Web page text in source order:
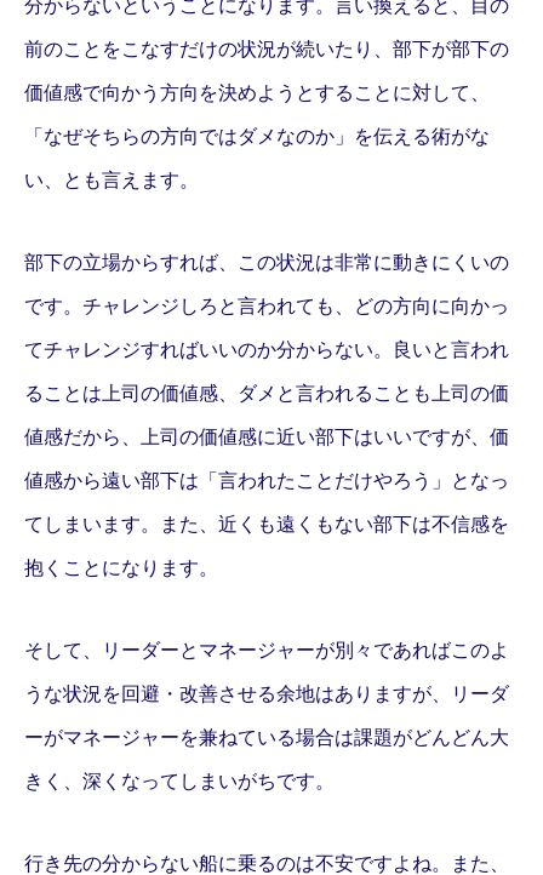
分からないということになります。言い換えると、目の
前のことをこなすだけの状況が続いたり、部下が部下の
価値感で向かう方向を決めようとすることに対して、
「なぜそちらの方向ではダメなのか」を伝える術がな
い、とも言えます。
部下の立場からすれば、この状況は非常に動きにくいの
です。チャレンジしろと言われても、どの方向に向かっ
てチャレンジすればいいのか分からない。良いと言われ
ることは上司の価値感、ダメと言われることも上司の価
値感だから、上司の価値感に近い部下はいいですが、価
値感から遠い部下は「言われたことだけやろう」となっ
てしまいます。また、近くも遠くもない部下は不信感を
抱くことになります。
そして、リーダーとマネージャーが別々であればこのよ
うな状況を回避・改善させる余地はありますが、リーダ
ーがマネージャーを兼ねている場合は課題がどんどん大
きく、深くなってしまいがちです。
行き先の分からない船に乗るのは不安ですよね。また、